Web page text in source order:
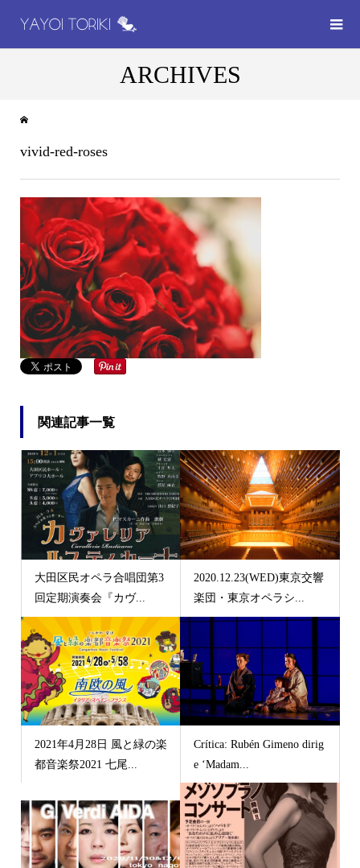
ARCHIVES
vivid-red-roses
関連記事一覧
大田区民オペラ合唱団第3
回定期演奏会『カヴ...
2020.12.23(WED)東京交響
楽団・東京オペラシ...
2021年4月28日 風と緑の楽
都音楽祭2021 七尾...
Crítica: Rubén Gimeno dirig
e ‘Madam...